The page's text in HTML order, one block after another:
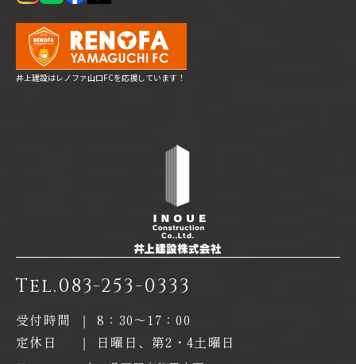
Tel.083-253-0333
受付時間 ｜
8：30〜17：00
定休日
｜ 日曜日、第2・4土曜日
井上建設はレノファ山口FCを応援しています！